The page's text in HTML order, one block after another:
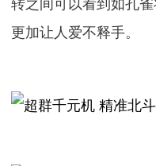
转之间可以看到如孔
更加让人爱不释手。